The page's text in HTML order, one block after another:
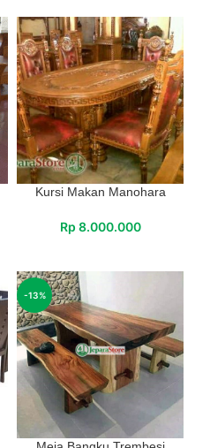
Kursi Makan Manohara
Rp 8.000.000
-13%